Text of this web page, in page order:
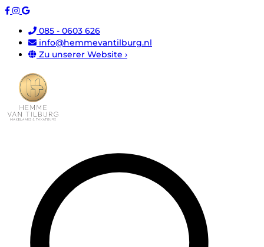
085 - 0603 626
info@hemmevantilburg.nl
Zu unserer Website ›